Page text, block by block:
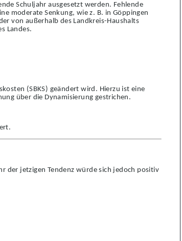
Schuljahr ausgesetzt werden. Fehlende
moderate Senkung, wie z. B. in Göppingen
von außerhalb des Landkreis-Haushalts
Landes.
(SBKS) geändert wird. Hierzu ist eine
über die Dynamisierung gestrichen.
der jetzigen Tendenz würde sich jedoch positiv